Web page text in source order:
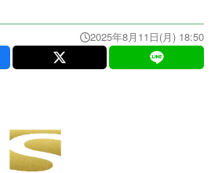
2025年8月11日(月) 18:50